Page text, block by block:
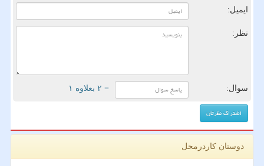
ایمیل:
نظر:
سوال: = ۲ بعلاوه ۱
دوستان کاردرمحل